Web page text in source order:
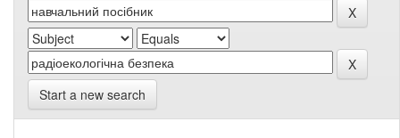
Start a new search